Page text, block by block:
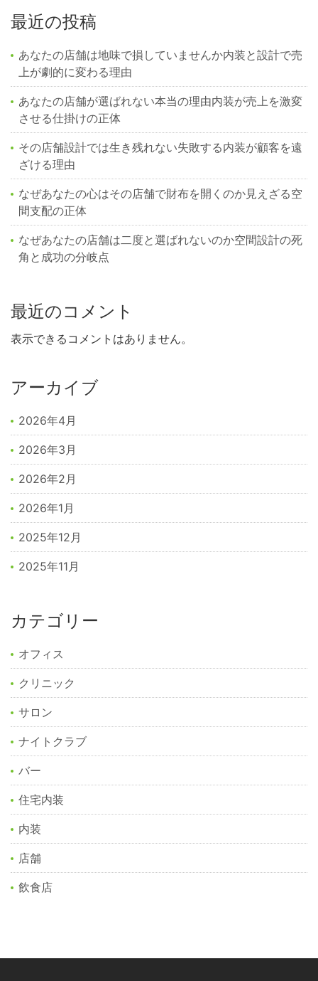
最近の投稿
あなたの店舗は地味で損していませんか内装と設計で売
上が劇的に変わる理由
あなたの店舗が選ばれない本当の理由内装が売上を激変
させる仕掛けの正体
その店舗設計では生き残れない失敗する内装が顧客を遠
ざける理由
なぜあなたの心はその店舗で財布を開くのか見えざる空
間支配の正体
なぜあなたの店舗は二度と選ばれないのか空間設計の死
角と成功の分岐点
最近のコメント
表示できるコメントはありません。
アーカイブ
2026年4月
2026年3月
2026年2月
2026年1月
2025年12月
2025年11月
カテゴリー
オフィス
クリニック
サロン
ナイトクラブ
バー
住宅内装
内装
店舗
飲食店